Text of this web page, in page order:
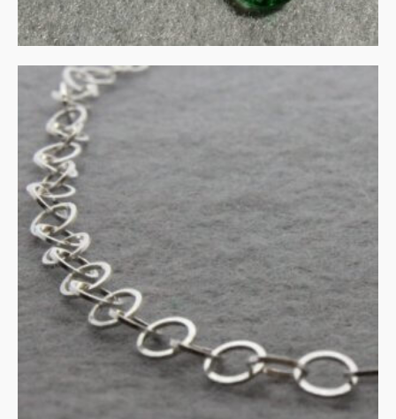
Collier en armband zilver
€135.00
IN WINKELMAND